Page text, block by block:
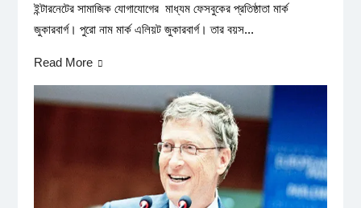
ইন্টারনেটের সামাজিক যোগাযোগের মাধ্যম ফেসবুকের প্রতিষ্ঠাতা মার্ক
জুকারবার্গ। পুরো নাম মার্ক এলিয়ট জুকারবার্গ। তার বয়স...
Read More